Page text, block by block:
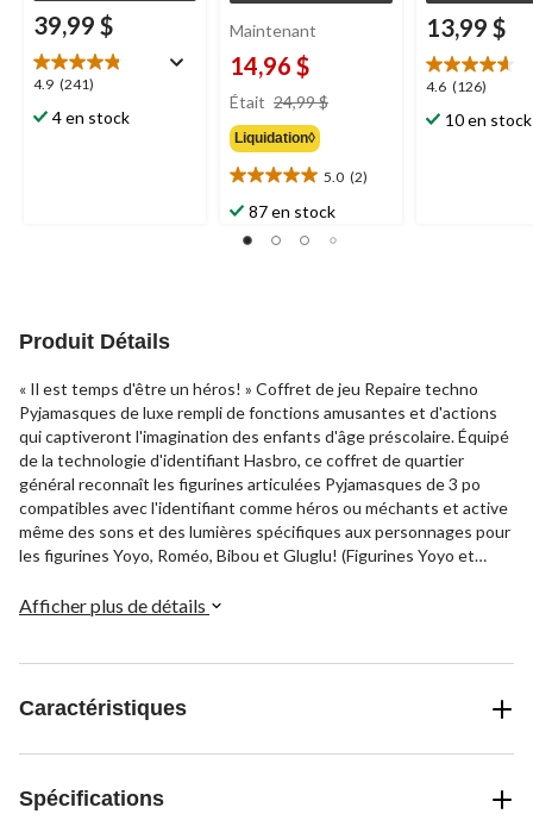
39,99 $
4.9 (241)
4.9
étoile(s)
sur
4 en stock
Maintenant
14,96 $
Était 24,99 $
Liquidation◊
5.0 (2)
5.0
étoile(s)
sur
87 en stock
13,99 $
4.6 (126)
4.6
étoile(s)
sur
10 en stock
Produit Détails
« Il est temps d'être un héros! » Coffret de jeu Repaire techno
Pyjamasques de luxe rempli de fonctions amusantes et d'actions
qui captiveront l'imagination des enfants d'âge préscolaire. Équipé
de la technologie d'identifiant Hasbro, ce coffret de quartier
général reconnaît les figurines articulées Pyjamasques de 3 po
compatibles avec l'identifiant comme héros ou méchants et active
même des sons et des lumières spécifiques aux personnages pour
les figurines Yoyo, Roméo, Bibou et Gluglu! (Figurines Yoyo et
disponibilité.) Pour les es enfants de 3 ans et plus qui vont adorer
articulées Yoyo et Roméo donnant aux enfants le pouvoir ultime
de jouer entre héros et méchants. Jouet Pyjamasques qui est un
Afficher plus de détails
Caractéristiques
Spécifications